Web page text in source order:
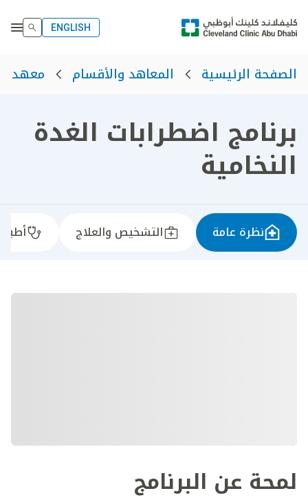
ENGLISH
الصفحة الرئيسية المعاهد والأقسام معهد
برنامج اضطرابات الغدة
النخامية
نظرة عامة التشخيص والعلاج
لمحة عن البرنامج